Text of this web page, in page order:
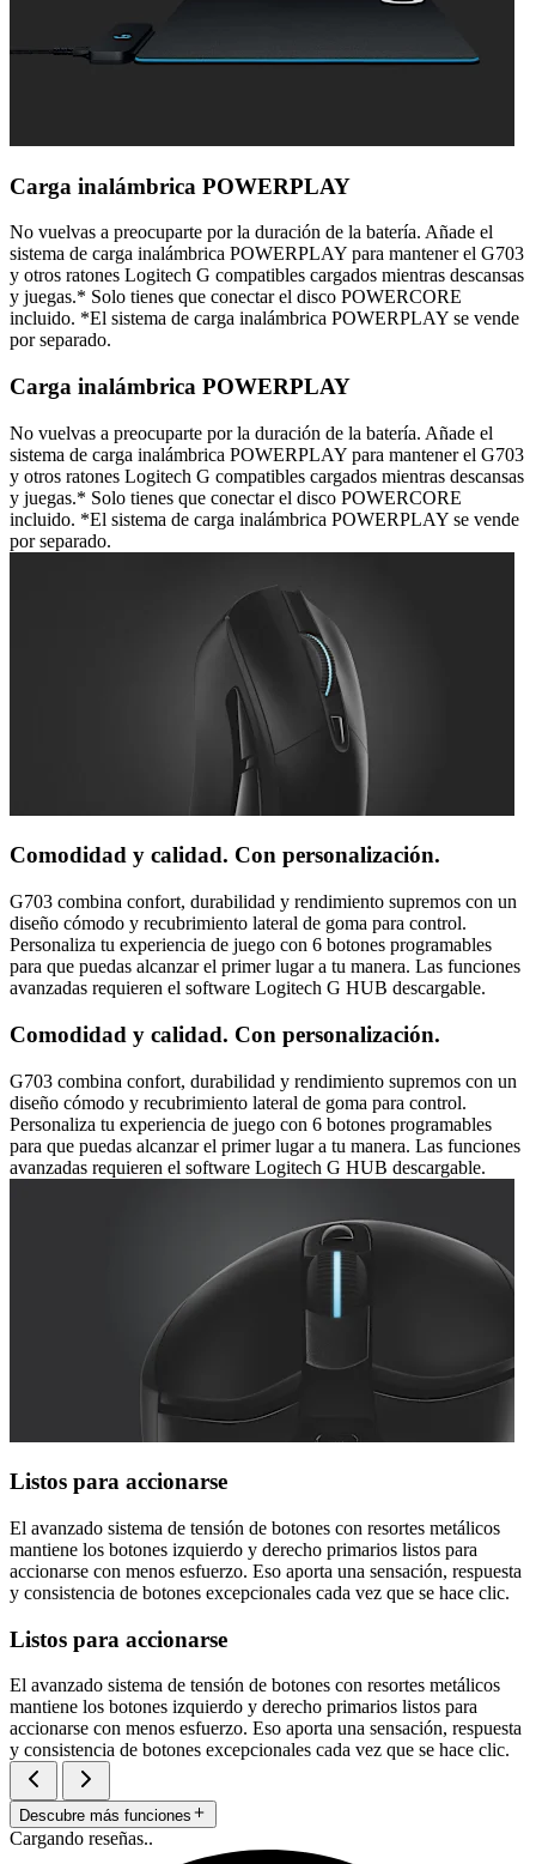
Carga inalámbrica POWERPLAY
No vuelvas a preocuparte por la duración de la batería. Añade el
sistema de carga inalámbrica POWERPLAY para mantener el G703
y otros ratones Logitech G compatibles cargados mientras descansas
y juegas.* Solo tienes que conectar el disco POWERCORE
incluido. *El sistema de carga inalámbrica POWERPLAY se vende
por separado.
Carga inalámbrica POWERPLAY
No vuelvas a preocuparte por la duración de la batería. Añade el
sistema de carga inalámbrica POWERPLAY para mantener el G703
y otros ratones Logitech G compatibles cargados mientras descansas
y juegas.* Solo tienes que conectar el disco POWERCORE
incluido. *El sistema de carga inalámbrica POWERPLAY se vende
por separado.
Comodidad y calidad. Con personalización.
G703 combina confort, durabilidad y rendimiento supremos con un
diseño cómodo y recubrimiento lateral de goma para control.
Personaliza tu experiencia de juego con 6 botones programables
para que puedas alcanzar el primer lugar a tu manera. Las funciones
avanzadas requieren el software Logitech G HUB descargable.
Comodidad y calidad. Con personalización.
G703 combina confort, durabilidad y rendimiento supremos con un
diseño cómodo y recubrimiento lateral de goma para control.
Personaliza tu experiencia de juego con 6 botones programables
para que puedas alcanzar el primer lugar a tu manera. Las funciones
avanzadas requieren el software Logitech G HUB descargable.
Listos para accionarse
El avanzado sistema de tensión de botones con resortes metálicos
mantiene los botones izquierdo y derecho primarios listos para
accionarse con menos esfuerzo. Eso aporta una sensación, respuesta
y consistencia de botones excepcionales cada vez que se hace clic.
Listos para accionarse
El avanzado sistema de tensión de botones con resortes metálicos
mantiene los botones izquierdo y derecho primarios listos para
accionarse con menos esfuerzo. Eso aporta una sensación, respuesta
y consistencia de botones excepcionales cada vez que se hace clic.
Descubre más funciones
Cargando reseñas..